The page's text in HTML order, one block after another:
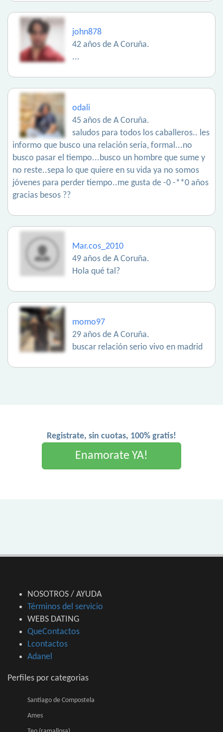
john878
42 años de A Coruña.
...
odali
45 años de A Coruña.
saludos para todos los caballeros.. les
informo que busco una relación seria, formal...no
busco pasar el tiempo...busco un hombre que sume y
no reste..sepa lo que quiere en su vida ya no somos
jóvenes para perder tiempo..me gusta de -0 -**0 años
gracias besos ??
Mar.cos_2010
49 años de A Coruña.
Hola qué tal?
momo97
29 años de A Coruña.
buscar relación serio vivo en madrid
Registrate, sin cuotas, 100% gratis!
Enamorate YA!
NOSOTROS / AYUDA
Términos del servicio
WEBS DATING
QueContactos
Lcontactos
Adanel
Perfiles por categorias
Santiago de Compostela
Ames